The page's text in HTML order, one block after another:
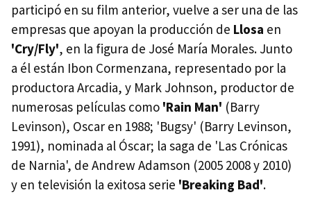
participó en su film anterior, vuelve a ser una de las
empresas que apoyan la producción de Llosa en
'Cry/Fly', en la figura de José María Morales. Junto
a él están Ibon Cormenzana, representado por la
productora Arcadia, y Mark Johnson, productor de
numerosas películas como 'Rain Man' (Barry
Levinson), Oscar en 1988; 'Bugsy' (Barry Levinson,
1991), nominada al Óscar; la saga de 'Las Crónicas
de Narnia', de Andrew Adamson (2005 2008 y 2010)
y en televisión la exitosa serie 'Breaking Bad'.